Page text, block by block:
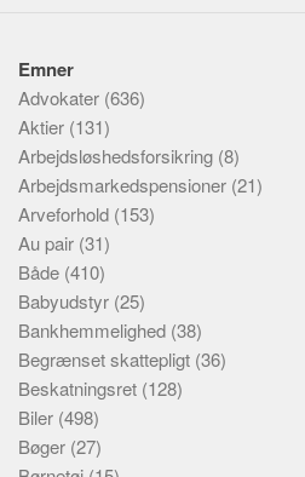
Emner
Advokater (636)
Aktier (131)
Arbejdsløshedsforsikring (8)
Arbejdsmarkedspensioner (21)
Arveforhold (153)
Au pair (31)
Både (410)
Babyudstyr (25)
Bankhemmelighed (38)
Begrænset skattepligt (36)
Beskatningsret (128)
Biler (498)
Bøger (27)